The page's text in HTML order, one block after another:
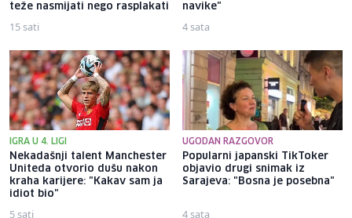
teže nasmijati nego rasplakati
15 sati
navike"
4 sata
IGRA U 4. LIGI
Nekadašnji talent Manchester
Uniteda otvorio dušu nakon
kraha karijere: "Kakav sam ja
idiot bio"
5 sati
UGODAN RAZGOVOR
Popularni japanski TikToker
objavio drugi snimak iz
Sarajeva: "Bosna je posebna"
4 sata